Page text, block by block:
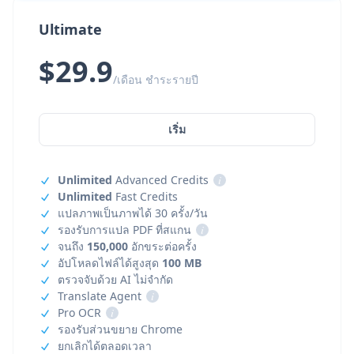
Ultimate
$29.9/เดือน ชำระรายปี
เริ่ม
Unlimited Advanced Credits
i
Unlimited Fast Credits
แปลภาพเป็นภาพได้ 30 ครั้ง/วัน
รองรับการแปล PDF ที่สแกน
i
จนถึง 150,000 อักขระต่อครั้ง
อัปโหลดไฟล์ได้สูงสุด 100 MB
ตรวจจับด้วย AI ไม่จำกัด
Translate Agent
i
Pro OCR
i
รองรับส่วนขยาย Chrome
ยกเลิกได้ตลอดเวลา